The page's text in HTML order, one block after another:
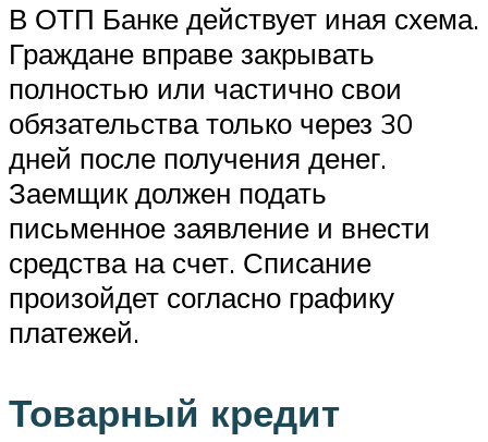
В ОТП Банке действует иная схема.
Граждане вправе закрывать
полностью или частично свои
обязательства только через 30
дней после получения денег.
Заемщик должен подать
письменное заявление и внести
средства на счет. Списание
произойдет согласно графику
платежей.
Товарный кредит